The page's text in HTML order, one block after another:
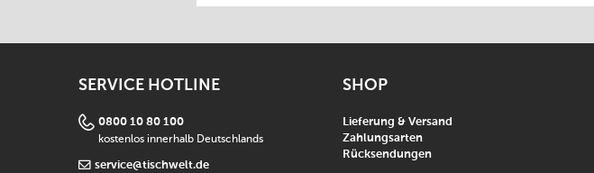
SERVICE HOTLINE
0800 10 80 100
kostenlos innerhalb Deutschlands
service@tischwelt.de
SHOP
Lieferung & Versand
Zahlungsarten
Rücksendungen